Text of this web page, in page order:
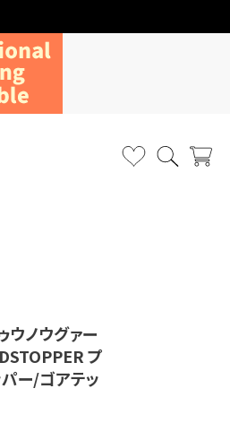
ノウグァー
プ
ー/ゴアテッ